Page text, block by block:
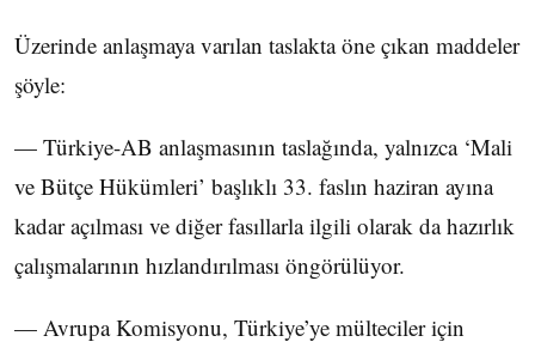
​Üzerinde anlaşmaya varılan taslakta öne çıkan maddeler
şöyle:
— Türkiye-AB anlaşmasının taslağında, yalnızca ‘Mali
ve Bütçe Hükümleri’ başlıklı 33. faslın haziran ayına
kadar açılması ve diğer fasıllarla ilgili olarak da hazırlık
çalışmalarının hızlandırılması öngörülüyor.
— Avrupa Komisyonu, Türkiye’ye mülteciler için